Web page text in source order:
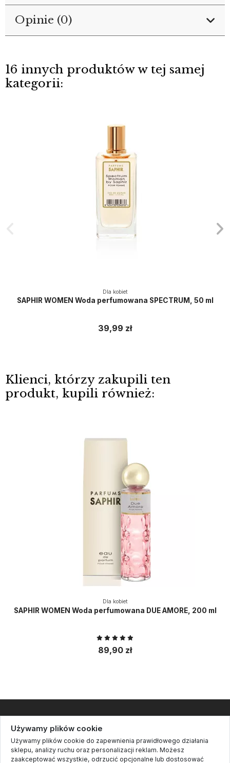
Opinie (0)
16 innych produktów w tej samej
kategorii:
Dla kobiet
SAPHIR WOMEN Woda perfumowana SPECTRUM, 50 ml
39,99 zł
Klienci, którzy zakupili ten
produkt, kupili również:
Dla kobiet
SAPHIR WOMEN Woda perfumowana DUE AMORE, 200 ml
89,90 zł
Kontakt
Używamy plików cookie
Używamy plików cookie do zapewnienia prawidłowego działania
sklepu, analizy ruchu oraz personalizacji reklam. Możesz
zaakceptować wszystkie, odrzucić opcjonalne lub dostosować